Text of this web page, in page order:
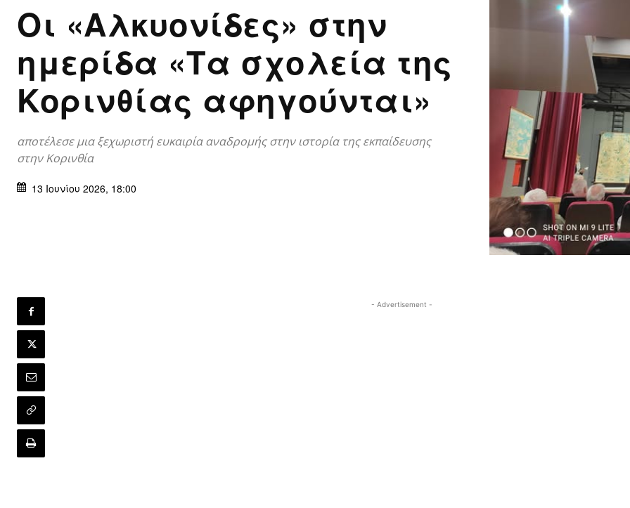
Οι «Αλκυονίδες» στην
ημερίδα «Τα σχολεία της
Κορινθίας αφηγούνται»
αποτέλεσε μια ξεχωριστή ευκαιρία αναδρομής στην ιστορία της εκπαίδευσης
στην Κορινθία
13 Ιουνίου 2026, 18:00
- Advertisement -